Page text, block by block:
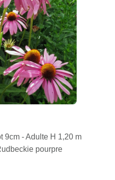
9cm - Adulte H 1,20 m
pourpre